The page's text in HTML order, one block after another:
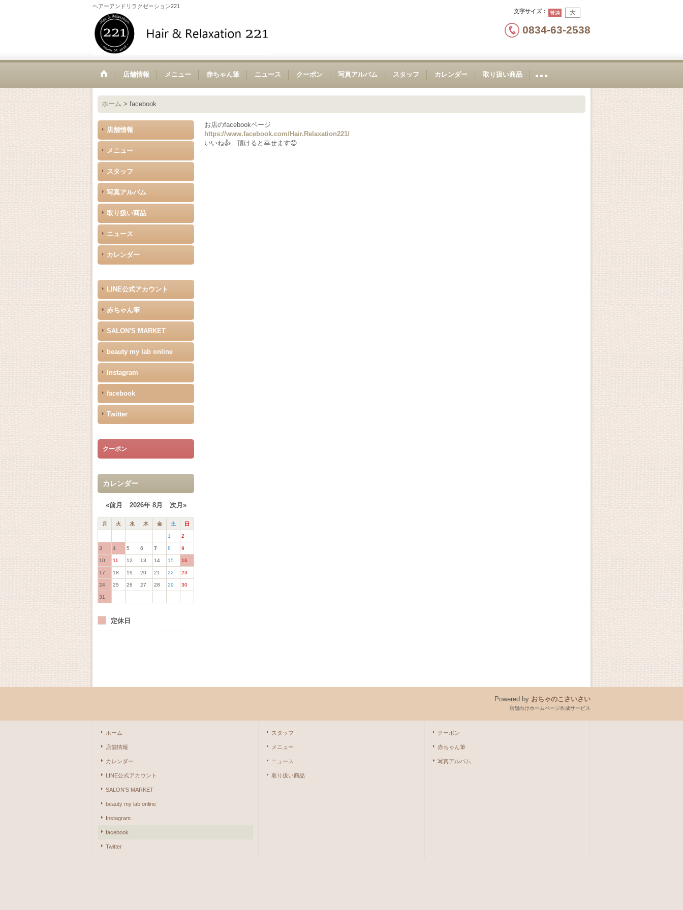
ヘアーアンドリラクゼーション221
文字サイズ：
0834-63-2538
店舗情報 メニュー 赤ちゃん筆 ニュース クーポン 写真アルバム スタッフ カレンダー 取り扱い商品
ホーム > facebook
店舗情報
メニュー
スタッフ
写真アルバム
取り扱い商品
ニュース
カレンダー
LINE公式アカウント
赤ちゃん筆
SALON'S MARKET
beauty my lab online
Instagram
facebook
Twitter
クーポン
カレンダー
«前月 2026年 8月 次月»
月 火 水 木 金 土 日
1 2
3 4 5 6 7 8 9
10 11 12 13 14 15 16
17 18 19 20 21 22 23
24 25 26 27 28 29 30
31
定休日
お店のfacebookページ
https://www.facebook.com/Hair.Relaxation221/
いいね👍 頂けると幸せます😊
Powered by おちゃのこさいさい
店舗向けホームページ作成サービス
ホーム
店舗情報
カレンダー
LINE公式アカウント
SALON'S MARKET
beauty my lab online
Instagram
facebook
Twitter
スタッフ
メニュー
ニュース
取り扱い商品
クーポン
赤ちゃん筆
写真アルバム